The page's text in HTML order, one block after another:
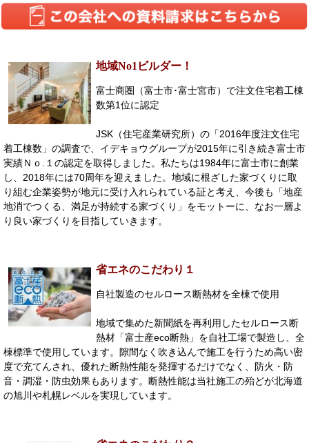
地域No1ビルダー！
富士商圏（富士市･富士宮市）で注文住宅着工棟
数第1位に認定
JSK（住宅産業研究所）の「2016年度注文住宅
着工棟数」の調査で、イデキョウグループが2015年に引き続き富士市
実績Ｎｏ.１の認定を取得しました。私たちは1984年に富士市に創業
し、2018年には70周年を迎えました。地域に根ざした家づくりに取
り組む企業姿勢が地元に受け入れられている証と考え、今後も「地産
地消でつくる、満足が持続する家づくり」をモットーに、なお一層よ
り良い家づくりを目指していきます。
省エネのこだわり１
自社製造のセルロース断熱材を全棟で使用
地域で集めた新聞紙を再利用したセルロース断
熱材「富士産eco断熱」を自社工場で製造し、全
棟標準で使用しています。隙間なく吹き込んで施工を行うため高い密
度で充てんされ、優れた断熱性能を発揮するだけでなく、防火・防
音・調湿・防虫効果もあります。断熱性能は当社施工の殆どが北海道
の旭川や札幌レベルを実現しています。